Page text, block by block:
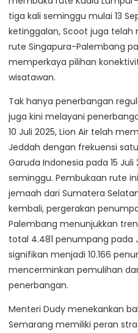
tiga kali seminggu mulai 13
ketinggalan, Scoot juga
rute Singapura-Palembang
memperkaya pilihan
wisatawan.
Tak hanya penerbangan
juga kini melayani
10 Juli 2025, Lion Air telah
Jeddah dengan frekuensi
Garuda Indonesia pada 15
seminggu. Pembukaan rute
jemaah dari Sumatera
kembali, pergerakan
Palembang menunjukkan
total 4.481 penumpang pada
signifikan menjadi 10.166
mencerminkan pemulihan
penerbangan.
Menteri Dudy menekankan
Semarang memiliki peran